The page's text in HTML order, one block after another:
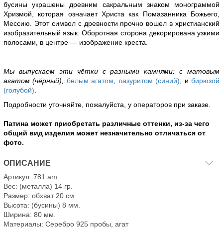
бусины украшены древним сакральным знаком монограммой
Хризмой, которая означает Христа как Помазанника Божьего,
Мессию. Этот символ с древности прочно вошел в христианский
изобразительный язык. Оборотная сторона декорирована узкими
полосами, в центре — изображение креста.
Мы выпускаем эти чётки с разными камнями: с матовым
агатом (чёрный), белым агатом, лазуритом (синий), ибирюзой
(голубой).
Подробности уточняйте, пожалуйста, у операторов при заказе.
Патина может приобретать различные оттенки, из-за чего
общий вид изделия может незначительно отличаться от
фото.
ОПИСАНИЕ
Артикул: 781 am
Вес: (металла) 14 гр.
Размер: обхват 20 см
Высота: (бусины) 8 мм.
Ширина: 80 мм.
Материалы: Серебро 925 пробы, агат